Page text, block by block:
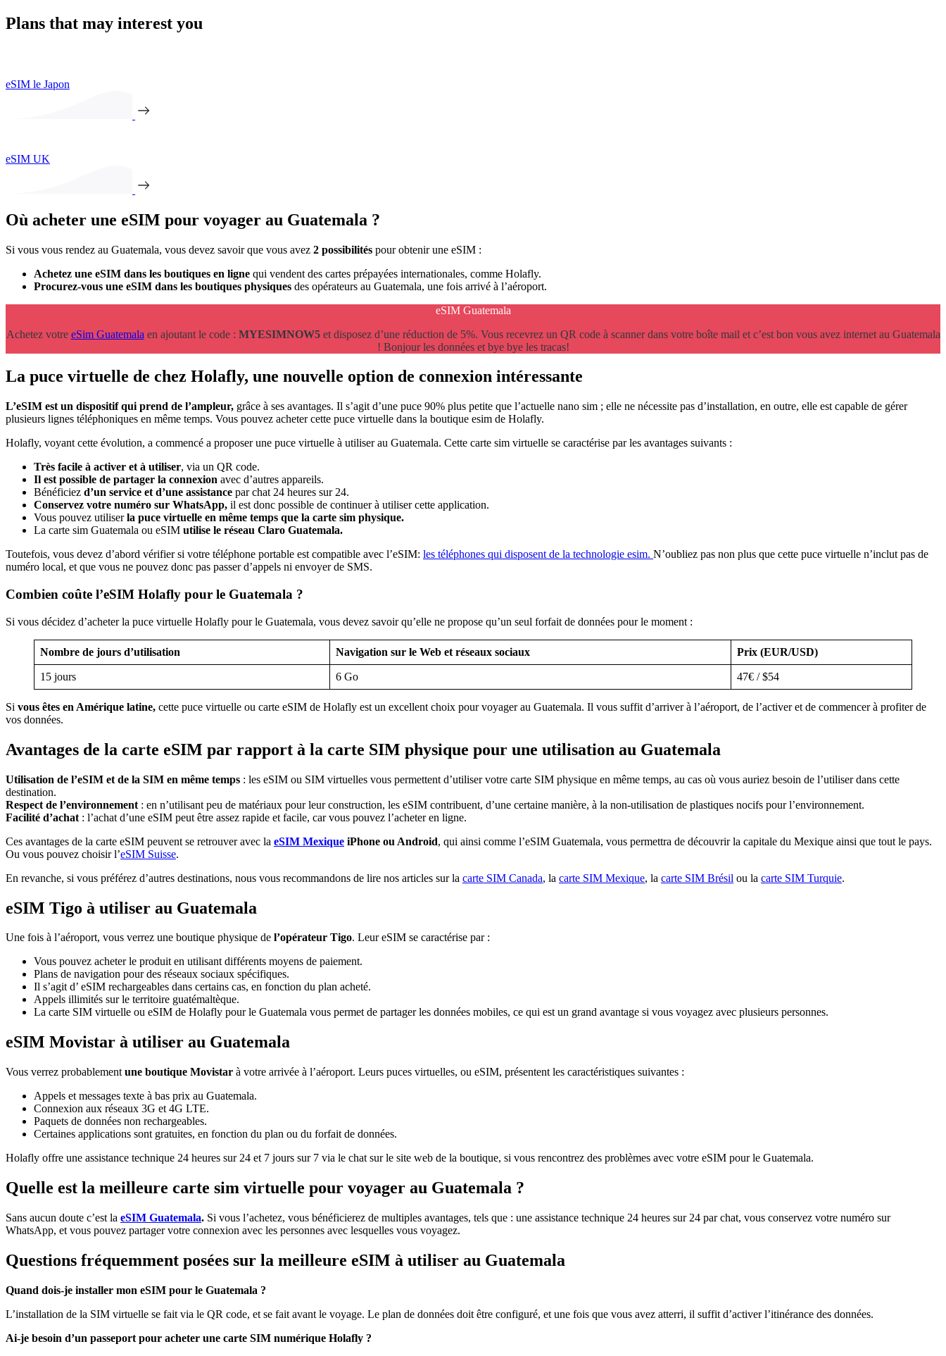
Plans that may interest you
eSIM le Japon
eSIM UK
Où acheter une eSIM pour voyager au Guatemala ?
Si vous vous rendez au Guatemala, vous devez savoir que vous avez 2 possibilités pour obtenir une eSIM :
Achetez une eSIM dans les boutiques en ligne qui vendent des cartes prépayées internationales, comme Holafly.
Procurez-vous une eSIM dans les boutiques physiques des opérateurs au Guatemala, une fois arrivé à l’aéroport.
eSIM Guatemala
Achetez votre eSim Guatemala en ajoutant le code : MYESIMNOW5et disposez d’une réduction de 5%. Vous recevrez un QR code à scanner dans votre boîte mail et c’est bon vous avez internet au Guatemala
! Bonjour les données et bye bye les tracas!
La puce virtuelle de chez Holafly, une nouvelle option de connexion intéressante
L’eSIM est un dispositif qui prend de l’ampleur, grâce à ses avantages. Il s’agit d’une puce 90% plus petite que l’actuelle nano sim ; elle ne nécessite pas d’installation, en outre, elle est capable de gérer
plusieurs lignes téléphoniques en même temps. Vous pouvez acheter cette puce virtuelle dans la boutique esim de Holafly.
Holafly, voyant cette évolution, a commencé a proposer une puce virtuelle à utiliser au Guatemala. Cette carte sim virtuelle se caractérise par les avantages suivants :
Très facile à activer et à utiliser, via un QR code.
Il est possible de partager la connexion avec d’autres appareils.
Bénéficiez d’un service et d’une assistance par chat 24 heures sur 24.
Conservez votre numéro sur WhatsApp, il est donc possible de continuer à utiliser cette application.
Vous pouvez utiliserla puce virtuelle en même temps que la carte sim physique.
La carte sim Guatemala ou eSIM utilise le réseau Claro Guatemala.
Toutefois, vous devez d’abord vérifier si votre téléphone portable est compatible avec l’eSIM: les téléphones qui disposent de la technologie esim. N’oubliez pas non plus que cette puce virtuelle n’inclut pas de
numéro local, et que vous ne pouvez donc pas passer d’appels ni envoyer de SMS.
Combien coûte l’eSIM Holafly pour le Guatemala ?
Si vous décidez d’acheter la puce virtuelle Holafly pour le Guatemala, vous devez savoir qu’elle ne propose qu’un seul forfait de données pour le moment :
Nombre de jours d’utilisation Navigation sur le Web et réseaux sociaux Prix (EUR/USD)
15 jours 6 Go 47€ / $54
Si vous êtes en Amérique latine, cette puce virtuelle ou carte eSIM de Holafly est un excellent choix pour voyager au Guatemala. Il vous suffit d’arriver à l’aéroport, de l’activer et de commencer à profiter de
vos données.
Avantages de la carte eSIM par rapport à la carte SIM physique pour une utilisation au Guatemala
Utilisation de l’eSIM et de la SIM en même temps : les eSIM ou SIM virtuelles vous permettent d’utiliser votre carte SIM physique en même temps, au cas où vous auriez besoin de l’utiliser dans cette
destination.
Respect de l’environnement : en n’utilisant peu de matériaux pour leur construction, les eSIM contribuent, d’une certaine manière, à la non-utilisation de plastiques nocifs pour l’environnement.
Facilité d’achat : l’achat d’une eSIM peut être assez rapide et facile, car vous pouvez l’acheter en ligne.
Ces avantages de la carte eSIM peuvent se retrouver avec la eSIM Mexique iPhone ou Android, qui ainsi comme l’eSIM Guatemala, vous permettra de découvrir la capitale du Mexique ainsi que tout le pays.
Ou vous pouvez choisir l’eSIM Suisse.
En revanche, si vous préférez d’autres destinations, nous vous recommandons de lire nos articles sur la carte SIM Canada, la carte SIM Mexique, la carte SIM Brésil ou la carte SIM Turquie.
eSIM Tigo à utiliser au Guatemala
Une fois à l’aéroport, vous verrez une boutique physique de l’opérateur Tigo. Leur eSIM se caractérise par :
Vous pouvez acheter le produit en utilisant différents moyens de paiement.
Plans de navigation pour des réseaux sociaux spécifiques.
Il s’agit d’ eSIM rechargeables dans certains cas, en fonction du plan acheté.
Appels illimités sur le territoire guatémaltèque.
La carte SIM virtuelle ou eSIM de Holafly pour le Guatemala vous permet de partager les données mobiles, ce qui est un grand avantage si vous voyagez avec plusieurs personnes.
eSIM Movistar à utiliser au Guatemala
Vous verrez probablement une boutique Movistar à votre arrivée à l’aéroport. Leurs puces virtuelles, ou eSIM, présentent les caractéristiques suivantes :
Appels et messages texte à bas prix au Guatemala.
Connexion aux réseaux 3G et 4G LTE.
Paquets de données non rechargeables.
Certaines applications sont gratuites, en fonction du plan ou du forfait de données.
Holafly offre une assistance technique 24 heures sur 24 et 7 jours sur 7 via le chat sur le site web de la boutique, si vous rencontrez des problèmes avec votre eSIM pour le Guatemala.
Quelle est la meilleure carte sim virtuelle pour voyager au Guatemala ?
Sans aucun doute c’est la eSIM Guatemala. Si vous l’achetez, vous bénéficierez de multiples avantages, tels que : une assistance technique 24 heures sur 24 par chat, vous conservez votre numéro sur
WhatsApp, et vous pouvez partager votre connexion avec les personnes avec lesquelles vous voyagez.
Questions fréquemment posées sur la meilleure eSIM à utiliser au Guatemala
Quand dois-je installer mon eSIM pour le Guatemala ?
L’installation de la SIM virtuelle se fait via le QR code, et se fait avant le voyage. Le plan de données doit être configuré, et une fois que vous avez atterri, il suffit d’activer l’itinérance des données.
Ai-je besoin d’un passeport pour acheter une carte SIM numérique Holafly ?